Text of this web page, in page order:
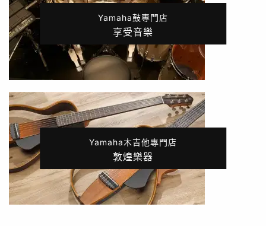
Yamaha鼓專門店
享受音樂
Yamaha木吉他專門店
敦煌樂器